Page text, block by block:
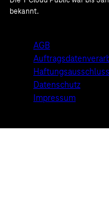
bekannt.
AGB
Haftungsausschluss
Datenschutz
Impressum